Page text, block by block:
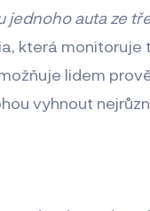
jednoho auta ze
která monitoruje
lidem
vyhnout